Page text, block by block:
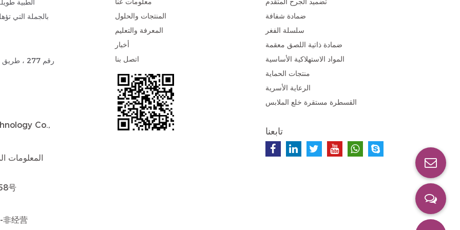
الطبية
بالجملة التي
رقم 277
Co.,
المعلومات
号
المنتجات والحلول
المعرفة والتعليم
أخبار
اتصل بنا
ضمادة شفافة
سلسلة الفغر
ضمادة ذاتية اللصق معقمة
المواد الاستهلاكية الأساسية
منتجات الحماية
الرعاية الأسرية
القسطرة مستقرة خلع الملابس
تابعنا